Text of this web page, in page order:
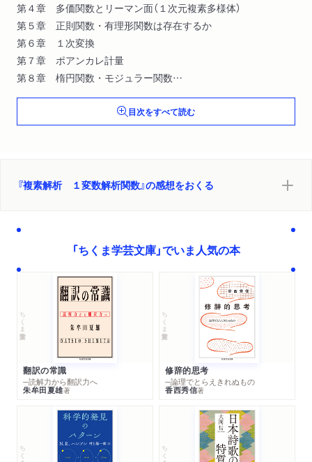
第４章 多価関数とリーマン面（１次元複素多様体）
第５章 正則関数・有理形関数は存在するか
第６章 １次変換
第７章 ポアンカレ計量
第８章 楕円関数・モジュラー関数
付録
目次をすべて読む
『複素解析 １変数解析関数』の感想をおくる
「ちくま学芸文庫」でいま人気の本
ちくま学芸文庫
翻訳の常識
─読解力から翻訳力へ
朱牟田夏雄著
ちくま学芸文庫
修辞的思考
─論理でとらえきれぬもの
香西秀信著
ちくま学芸文庫 ちくま学芸文庫